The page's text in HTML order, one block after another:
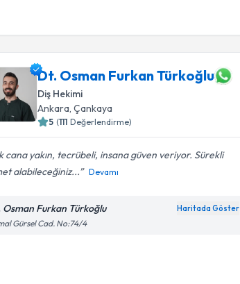
Dt. Osman Furkan Türkoğlu
Diş Hekimi
Ankara , Çankaya
5 (111 Değerlendirme)
cana yakın, tecrübeli, insana güven veriyor. Sürekli
alabileceğiniz...
Devamı
Osman Furkan Türkoğlu Haritada Göster
Gürsel Cad. No:74/4